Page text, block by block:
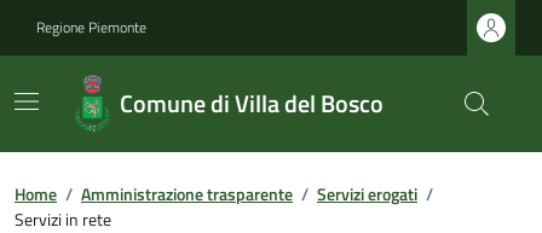
Regione Piemonte
Comune di Villa del Bosco
Home / Amministrazione trasparente / Servizi erogati /
Servizi in rete